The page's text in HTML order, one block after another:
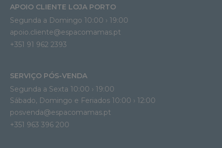
APOIO CLIENTE LOJA PORTO
Segunda a Domingo 10:00 › 19:00
apoio.cliente@espacomamas.pt
+351 91 962 2393
SERVIÇO PÓS-VENDA
Segunda a Sexta 10:00 › 19:00
Sábado, Domingo e Feriados 10:00 › 12:00
posvenda@espacomamas.pt
+351 963 396 200